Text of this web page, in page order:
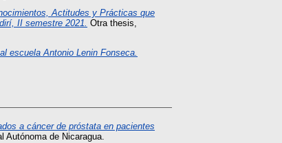
Actitudes y Prácticas que
II semestre 2021. Otra thesis,
escuela Antonio Lenin Fonseca.
a cáncer de próstata en pacientes
Autónoma de Nicaragua.